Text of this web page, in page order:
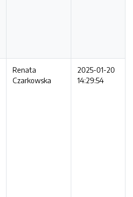
Renata
Czarkowska
2025-01-20
14:29:54